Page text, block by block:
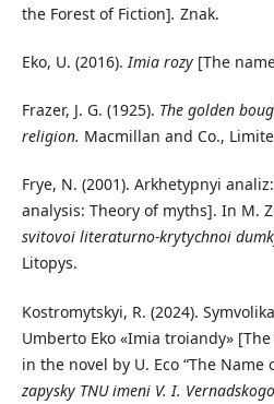
the Forest of Fiction]. Znak.
Eko, U. (2016).Imia rozy[The
Frazer, J. G. (1925). The golden
religion. Macmillan and Co.,
Frye, N. (2001). Arkhetypnyi
analysis: Theory of myths]. In M.
svitovoi literaturno-krytychnoi
Litopys.
Kostromytskyi, R. (2024).
Umberto Eko «Imia troiandy»
in the novel by U. Eco “The Name
zapysky TNU imeni V. I.